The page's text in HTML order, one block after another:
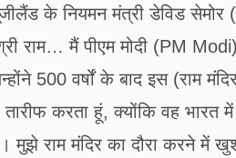
के नियमन मंत्री डेविड
राम… मैं पीएम मोदी (PM
500 वर्षों के बाद इस (राम
तारीफ करता हूं, क्योंकि वह
मुझे राम मंदिर का दौरा करने में